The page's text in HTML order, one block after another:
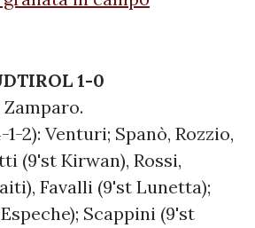
1-0
2): Venturi; Spanò, Rozzio,
(9'st Kirwan), Rossi,
Favalli (9'st Lunetta);
Scappini (9'st